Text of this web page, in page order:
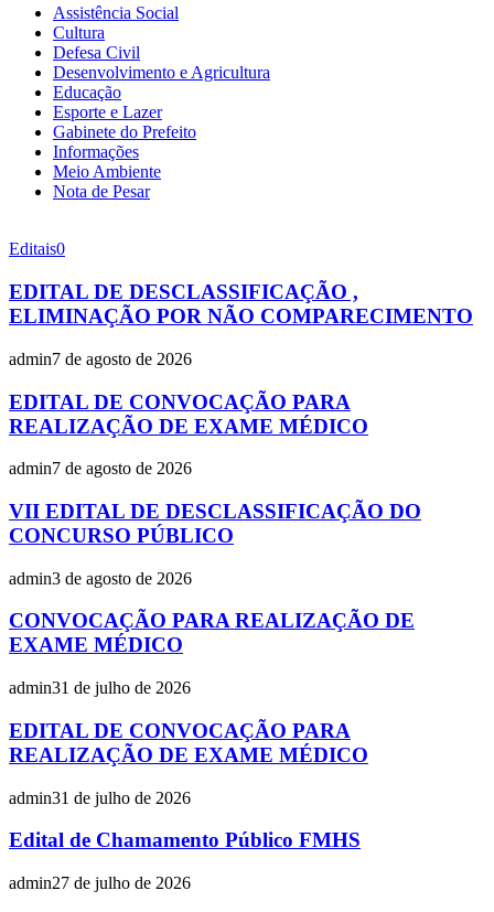
Assistência Social
Cultura
Defesa Civil
Desenvolvimento e Agricultura
Educação
Esporte e Lazer
Gabinete do Prefeito
Informações
Meio Ambiente
Nota de Pesar
Editais0
EDITAL DE DESCLASSIFICAÇÃO ,
ELIMINAÇÃO POR NÃO COMPARECIMENTO
admin7 de agosto de 2026
EDITAL DE CONVOCAÇÃO PARA
REALIZAÇÃO DE EXAME MÉDICO
admin7 de agosto de 2026
VII EDITAL DE DESCLASSIFICAÇÃO DO
CONCURSO PÚBLICO
admin3 de agosto de 2026
CONVOCAÇÃO PARA REALIZAÇÃO DE
EXAME MÉDICO
admin31 de julho de 2026
EDITAL DE CONVOCAÇÃO PARA
REALIZAÇÃO DE EXAME MÉDICO
admin31 de julho de 2026
Edital de Chamamento Público FMHS
admin27 de julho de 2026